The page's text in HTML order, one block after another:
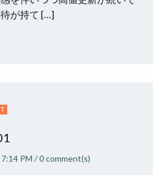
が持て […]
7:14 PM /0comment(s)